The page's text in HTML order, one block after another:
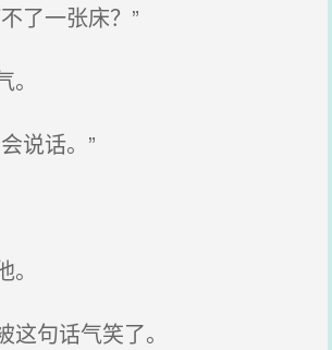
了一张床？”
说话。”
句话气笑了。